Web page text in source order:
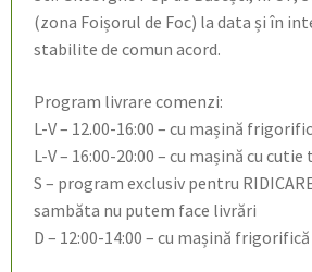
(zona Foișorul de Foc) la data și în
stabilite de comun acord.
Program livrare comenzi:
L-V – 12.00-16:00 – cu mașină
L-V – 16:00-20:00 – cu mașină cu
S – program exclusiv pentru
sambăta nu putem face livrări
D – 12:00-14:00 – cu mașină frigorifică